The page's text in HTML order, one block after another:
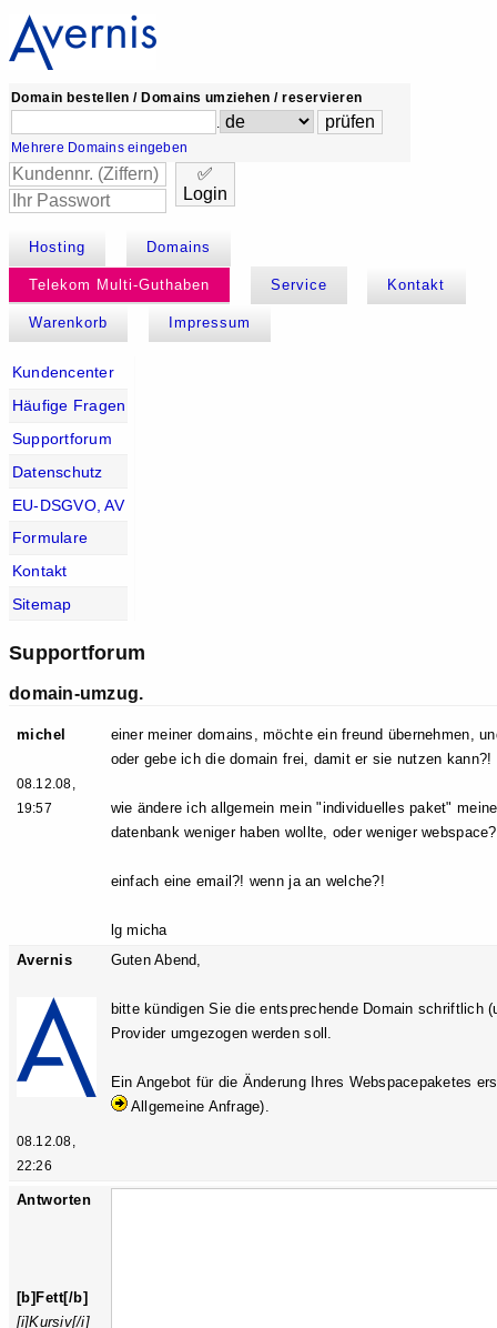
Domain bestellen / Domains umziehen / reservieren
.
Mehrere Domains eingeben
✅
Login
Hosting Domains
Telekom Multi-Guthaben Service Kontakt
Warenkorb Impressum
Kundencenter
Häufige Fragen
Supportforum
Datenschutz
EU-DSGVO, AV
Formulare
Kontakt
Sitemap
Supportforum
domain-umzug.
michel
08.12.08,
19:57
einer meiner domains, möchte ein freund übernehmen,
oder gebe ich die domain frei, damit er sie nutzen kann?!
wie ändere ich allgemein mein "individuelles paket"
datenbank weniger haben wollte, oder weniger
einfach eine email?! wenn ja an welche?!
lg micha
Avernis
08.12.08,
22:26
Guten Abend,
bitte kündigen Sie die entsprechende Domain schriftlich
Provider umgezogen werden soll.
Ein Angebot für die Änderung Ihres Webspacepaketes
Allgemeine Anfrage).
Antworten
[b]Fett[/b]
[i]Kursiv[/i]